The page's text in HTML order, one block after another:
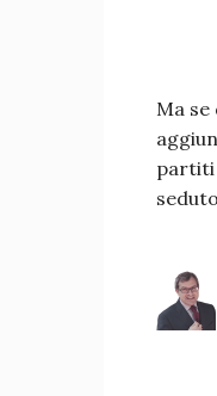
Ma se
partiti